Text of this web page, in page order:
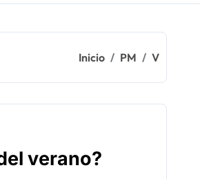
Inicio PM V
verano?